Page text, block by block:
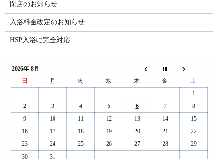
閉店のお知らせ
入浴料金改定のお知らせ
HSP入浴に完全対応
2026年 8月
日
月 火 水 木 金
土
1
2
3 4 5 6 7
8
9
10 11 12 13 14
15
16
17 18 19 20 21
22
23
24 25 26 27 28
29
30
31